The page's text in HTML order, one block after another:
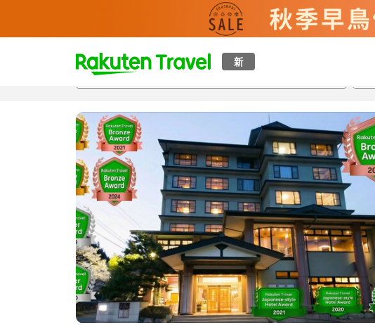
新
t
p
a
g
e
_
s
e
r
c
h
概覽房間及住宿方案 評價特色設施